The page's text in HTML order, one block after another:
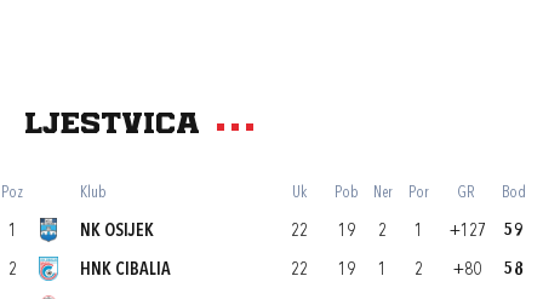
Ljestvica
Poz Klub Uk Pob Ner Por GR Bod
1 NK OSIJEK 22 19 2 1 +127 59
2 HNK CIBALIA 22 19 1 2 +80 58